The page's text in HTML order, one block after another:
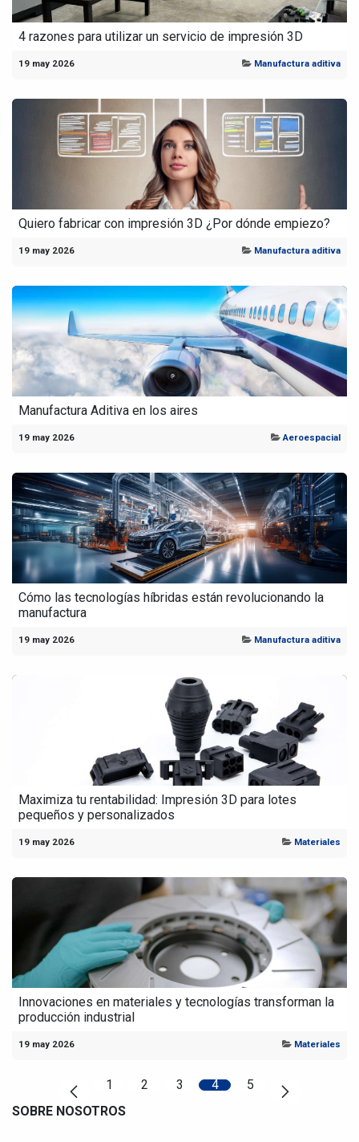
4 razones para utilizar un servicio de impresión 3D
19 may 2026 Manufactura aditiva
Quiero fabricar con impresión 3D ¿Por dónde empiezo?
19 may 2026 Manufactura aditiva
Manufactura Aditiva en los aires
19 may 2026 Aeroespacial
Cómo las tecnologías híbridas están revolucionando la
manufactura
19 may 2026 Manufactura aditiva
Maximiza tu rentabilidad: Impresión 3D para lotes
pequeños y personalizados
19 may 2026 Materiales
Innovaciones en materiales y tecnologías transforman la
producción industrial
19 may 2026 Materiales
1 2 3 4
5
SOBRE NOSOTROS